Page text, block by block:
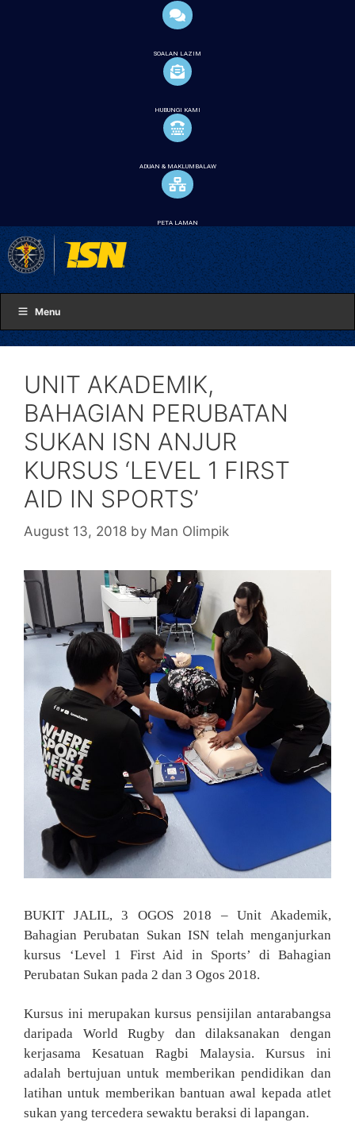
SOALAN LAZIM
HUBUNGI KAMI
ADUAN & MAKLUMBALAW
PETA LAMAN
Menu
UNIT AKADEMIK,
BAHAGIAN PERUBATAN
SUKAN ISN ANJUR
KURSUS ‘LEVEL 1 FIRST
AID IN SPORTS’
August 13, 2018 by Man Olimpik
BUKIT JALIL, 3 OGOS 2018 – Unit Akademik,
Bahagian Perubatan Sukan ISN telah menganjurkan
kursus ‘Level 1 First Aid in Sports’ di Bahagian
Perubatan Sukan pada 2 dan 3 Ogos 2018.
Kursus ini merupakan kursus pensijilan antarabangsa
daripada World Rugby dan dilaksanakan dengan
kerjasama Kesatuan Ragbi Malaysia. Kursus ini
adalah bertujuan untuk memberikan pendidikan dan
latihan untuk memberikan bantuan awal kepada atlet
sukan yang tercedera sewaktu beraksi di lapangan.